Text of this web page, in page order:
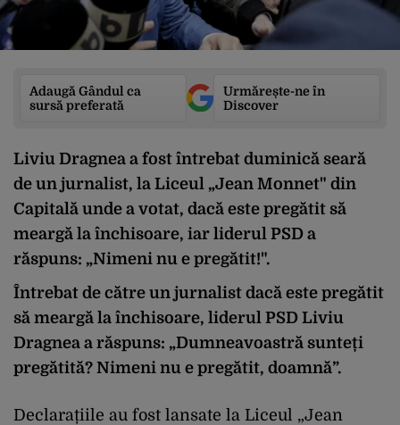
Adaugă Gândul ca
sursă preferată
Urmărește-ne în
Discover
Liviu Dragnea a fost întrebat duminică seară
de un jurnalist, la Liceul „Jean Monnet" din
Capitală unde a votat, dacă este pregătit să
meargă la închisoare, iar liderul PSD a
răspuns: „Nimeni nu e pregătit!".
Întrebat de către un jurnalist dacă este pregătit
să meargă la închisoare, liderul PSD Liviu
Dragnea a răspuns: „Dumneavoastră sunteți
pregătită? Nimeni nu e pregătit, doamnă”.
Declarațiile au fost lansate la Liceul „Jean